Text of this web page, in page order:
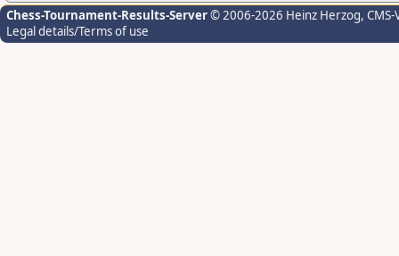
Chess-Tournament-Results-Server© 2006-2026 Heinz Herzog,
Legal details/Terms of use